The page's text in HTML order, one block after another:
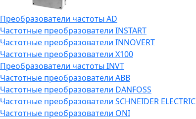
Преобразователи частоты AD
Частотные преобразователи INSTART
Частотные преобразователи INNOVERT
Частотные преобразователи Х100
Преобразователи частоты INVT
Частотные преобразователи ABB
Частотные преобразователи DANFOSS
Частотные преобразователи SCHNEIDER ELECTRIC
Частотные преобразователи ONI